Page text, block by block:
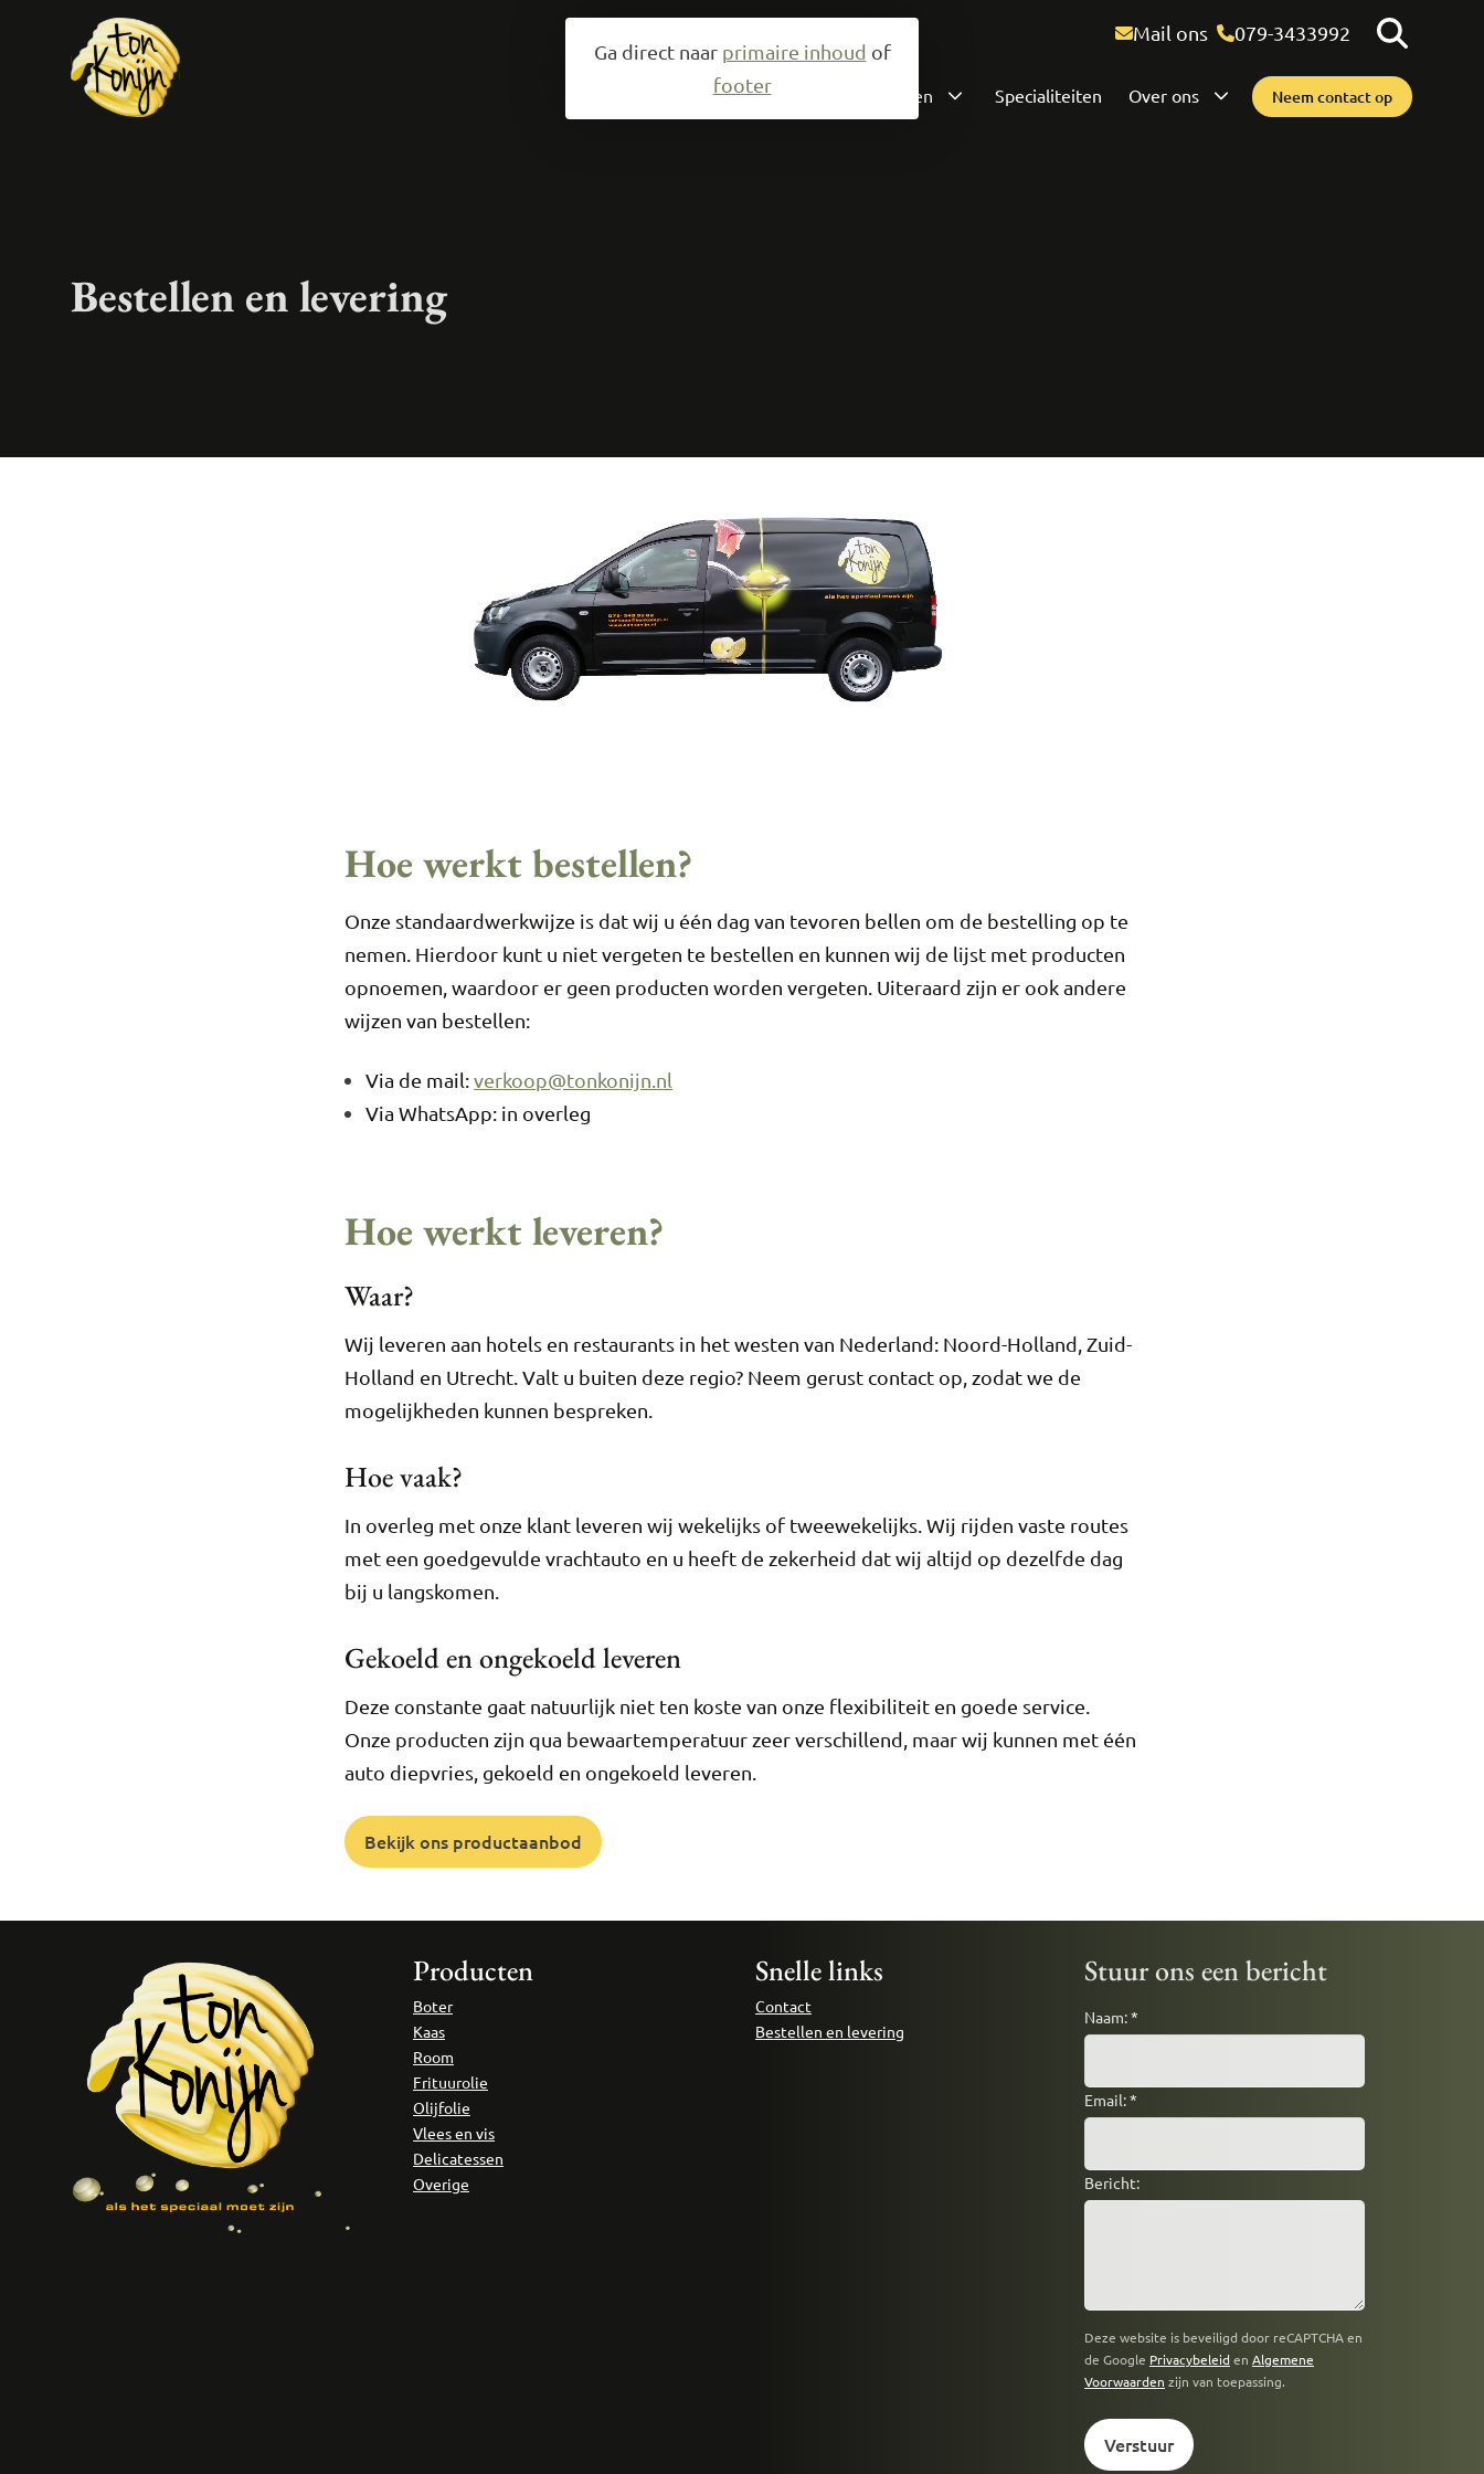
Ga direct naar primaire inhoud of
footer
Mail ons 079-3433992
Producten
Delicatessen
Specialiteiten Over ons Neem contact op
Bestellen en levering
Hoe werkt bestellen?
Onze standaardwerkwijze is dat wij u één dag van tevoren bellen om de bestelling op te
nemen. Hierdoor kunt u niet vergeten te bestellen en kunnen wij de lijst met producten
opnoemen, waardoor er geen producten worden vergeten. Uiteraard zijn er ook andere
wijzen van bestellen:
Via de mail:verkoop@tonkonijn.nl
Via WhatsApp: in overleg
Hoe werkt leveren?
Waar?
Wij leveren aan hotels en restaurants in het westen van Nederland: Noord-Holland, Zuid-
Holland en Utrecht. Valt u buiten deze regio? Neem gerust contact op, zodat we de
mogelijkheden kunnen bespreken.
Hoe vaak?
In overleg met onze klant leveren wij wekelijks of tweewekelijks. Wij rijden vaste routes
met een goedgevulde vrachtauto en u heeft de zekerheid dat wij altijd op dezelfde dag
bij u langskomen.
Gekoeld en ongekoeld leveren
Deze constante gaat natuurlijk niet ten koste van onze flexibiliteit en goede service.
Onze producten zijn qua bewaartemperatuur zeer verschillend, maar wij kunnen met één
auto diepvries, gekoeld en ongekoeld leveren.
Bekijk ons productaanbod
Producten
Boter
Kaas
Room
Frituurolie
Olijfolie
Vlees en vis
Delicatessen
Overige
Snelle links
Contact
Bestellen en levering
Stuur ons een bericht
Naam:*
Email:*
Bericht:
Deze website is beveiligd door reCAPTCHA en
de Google Privacybeleid en Algemene
Voorwaarden zijn van toepassing.
Verstuur